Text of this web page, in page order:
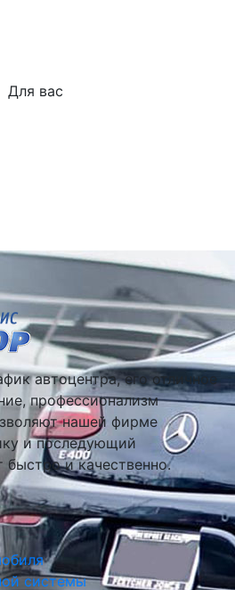
Для вас
автоцентра, его отличное
профессионализм
нашей фирме
и последующий
и качественно.
системы